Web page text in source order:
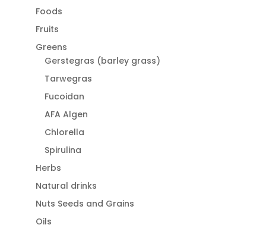
Foods
Fruits
Greens
Gerstegras (barley grass)
Tarwegras
Fucoidan
AFA Algen
Chlorella
Spirulina
Herbs
Natural drinks
Nuts Seeds and Grains
Oils